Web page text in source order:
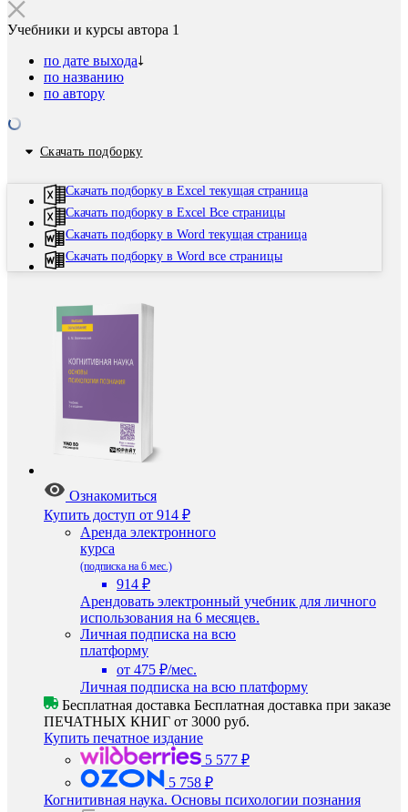
Учебники и курсы автора 1
по дате выхода
по названию
по автору
Скачать подборку
Скачать подборку в Excel текущая страница
Скачать подборку в Excel Все страницы
Скачать подборку в Word текущая страница
Скачать подборку в Word все страницы
Ознакомиться
Купить доступ от 914 ₽
Аренда электронного
курса
(подписка на 6 мес.)
914 ₽
Арендовать электронный учебник для личного
использования на 6 месяцев.
Личная подписка на всю
платформу
от 475 ₽/мес.
Личная подписка на всю платформу
Бесплатная доставка Бесплатная доставка при заказе
ПЕЧАТНЫХ КНИГ от 3000 руб.
Купить печатное издание
5 577 ₽
5 758 ₽
Когнитивная наука. Основы психологии познания